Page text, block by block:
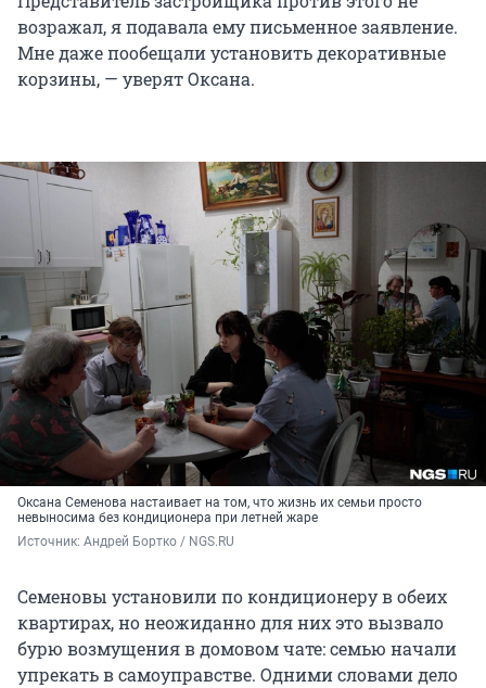
возражал, я подавала ему письменное заявление.
Мне даже пообещали установить декоративные
корзины, — уверят Оксана.
Оксана Семенова настаивает на том, что жизнь их семьи просто
невыносима без кондиционера при летней жаре
Источник: Андрей Бортко / NGS.RU
Семеновы установили по кондиционеру в обеих
квартирах, но неожиданно для них это вызвало
бурю возмущения в домовом чате: семью начали
упрекать в самоуправстве. Одними словами дело